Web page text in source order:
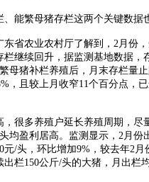
繁母猪存栏这两个关键数据也
省农业农村厅了解到，2月份，
栏继续回升，据监测基地数据，
母猪补栏养殖后，月末存栏量
，且较上月收窄11个百分点，
很多养殖户延长养殖周期，尽
均盈利居高。监测显示，2月份
元/头，环比增加9%，较去年2月
出栏150公斤/头的大猪，月出栏